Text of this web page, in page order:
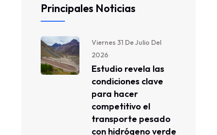
Principales Noticias
Viernes 31 De Julio Del
2026
Estudio revela las
condiciones clave
para hacer
competitivo el
transporte pesado
con hidrógeno verde